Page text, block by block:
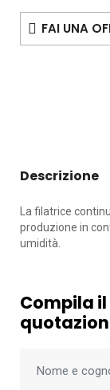
FAI UNA
Descrizione
La filatrice
produzione in
umidità.
Compila